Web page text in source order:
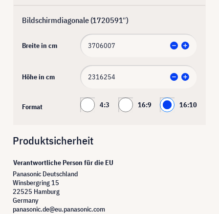
Bildschirmdiagonale (1720591″)
Breite in cm
Höhe in cm
Format 4:3 16:9 16:10
Produktsicherheit
Verantwortliche Person für die EU
Panasonic Deutschland
Winsbergring 15
22525 Hamburg
Germany
panasonic.de@eu.panasonic.com